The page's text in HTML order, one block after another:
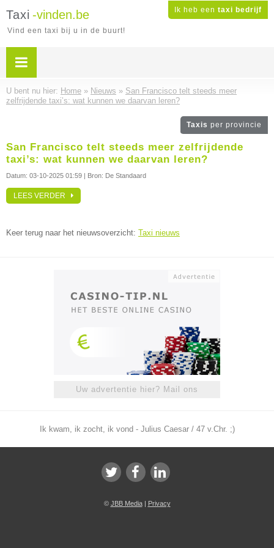
Ik heb een taxi bedrijf
Taxi -vinden.be
Vind een taxi bij u in de buurt!
U bent nu hier: Home » Nieuws » San Francisco telt steeds meer
zelfrijdende taxi’s: wat kunnen we daarvan leren?
Taxis per provincie
San Francisco telt steeds meer zelfrijdende
taxi’s: wat kunnen we daarvan leren?
Datum: 03-10-2025 01:59 | Bron: De Standaard
LEES VERDER
Keer terug naar het nieuwsoverzicht: Taxi nieuws
Uw advertentie hier? Mail ons
Ik kwam, ik zocht, ik vond - Julius Caesar / 47 v.Chr. ;)
© JBB Media| Privacy